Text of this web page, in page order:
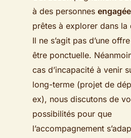
à des personnes
prêtes à explorer dans la
Il ne s’agit pas d’une
être ponctuelle.
cas d’incapacité à venir
long-terme (projet de
ex), nous discutons de
possibilités pour que
l’accompagnement